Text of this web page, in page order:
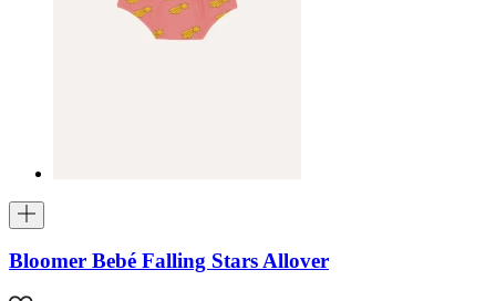
Bloomer Bebé Falling Stars Allover